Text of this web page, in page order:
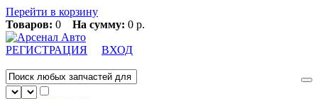
Перейти в корзину
Товаров: 0 На сумму: 0 р.
РЕГИСТРАЦИЯ ВХОД